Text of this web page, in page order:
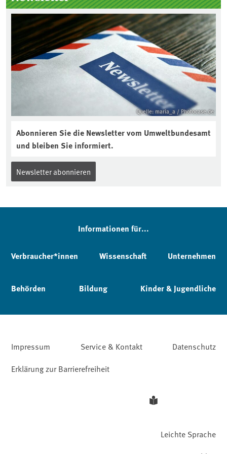
Quelle: maria_a / Photocase.de
Abonnieren Sie die Newsletter vom Umweltbundesamt
und bleiben Sie informiert.
Newsletter abonnieren
Informationen für...
Verbraucher*innen Wissenschaft Unternehmen
Behörden Bildung Kinder & Jugendliche
Impressum Service & Kontakt
Datenschutz
Erklärung zur Barrierefreiheit
Leichte Sprache